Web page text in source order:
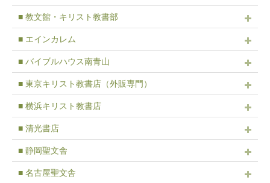
■ 教文館・キリスト教書部
■ エインカレム
■ バイブルハウス南青山
■ 東京キリスト教書店（外販専門）
■ 横浜キリスト教書店
■ 清光書店
■ 静岡聖文舎
■ 名古屋聖文舎